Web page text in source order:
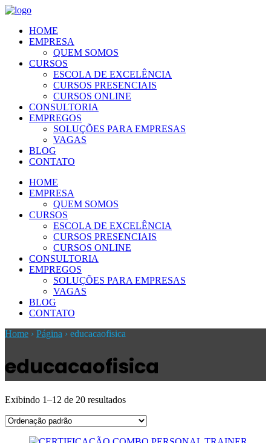
HOME
EMPRESA
QUEM SOMOS
CURSOS
ESCOLA DE EXCELÊNCIA
CURSOS PRESENCIAIS
CURSOS ONLINE
CONSULTORIA
EMPREGOS
SOLUÇÕES PARA EMPRESAS
VAGAS
BLOG
CONTATO
HOME
EMPRESA
QUEM SOMOS
CURSOS
ESCOLA DE EXCELÊNCIA
CURSOS PRESENCIAIS
CURSOS ONLINE
CONSULTORIA
EMPREGOS
SOLUÇÕES PARA EMPRESAS
VAGAS
BLOG
CONTATO
Home › Página › educacaofisica
educacaofisica
Exibindo 1–12 de 20 resultados